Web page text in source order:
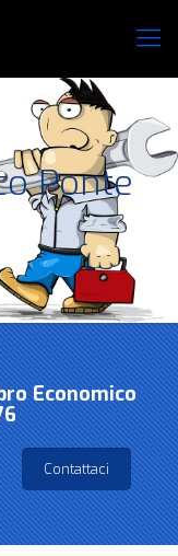
Ponte
Economico
Contattaci